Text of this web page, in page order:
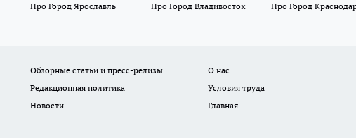
Про Город Ярославль Про Город Владивосток Про Город
Обзорные статьи и пресс-релизы О нас
Редакционная политика
Условия труда
Новости
Главная